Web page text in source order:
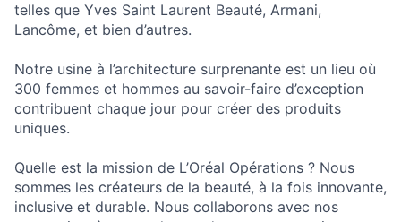
telles que Yves Saint Laurent Beauté, Armani,
Lancôme, et bien d’autres.
Notre usine à l’architecture surprenante est un lieu où
300 femmes et hommes au savoir-faire d’exception
contribuent chaque jour pour créer des produits
uniques.
Quelle est la mission de L’Oréal Opérations ? Nous
sommes les créateurs de la beauté, à la fois innovante,
inclusive et durable. Nous collaborons avec nos